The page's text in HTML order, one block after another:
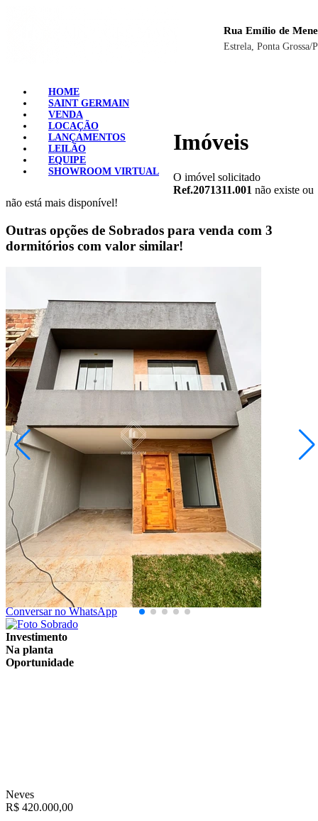
Rua Emílio de
Estrela, Ponta Grossa/
HOME
SAINT GERMAIN
VENDA
LOCAÇÃO
LANÇAMENTOS
LEILÃO
EQUIPE
SHOWROOM VIRTUAL
Imóveis
O imóvel solicitado
Ref.2071311.001 não existe ou
não está mais disponível!
Outras opções de Sobrados para venda com 3
dormitórios com valor similar!
Jardim Carvalho
R$ 420.000,00
Sobrado a venda no Jardim Carvalho
Ponta Grossa/PR
2072582.001
Quartos
1Suíte
1Vaga
85,44Área Privativa (m²)
Conversar no WhatsApp
Investimento
Na planta
Oportunidade
Neves
R$ 420.000,00